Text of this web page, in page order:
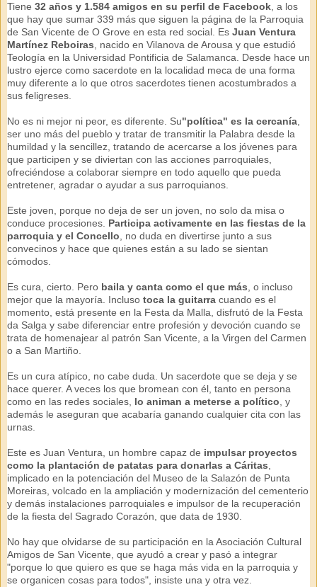
Tiene 32 años y 1.584 amigos en su perfil de Facebook , a los
que hay que sumar 339 más que siguen la página de la Parroquia
de San Vicente de O Grove en esta red social. Es Juan Ventura
Martínez Reboiras , nacido en Vilanova de Arousa y que estudió
Teología en la Universidad Pontificia de Salamanca. Desde hace un
lustro ejerce como sacerdote en la localidad meca de una forma
muy diferente a lo que otros sacerdotes tienen acostumbrados a
sus feligreses.
No es ni mejor ni peor, es diferente. Su"política" es la cercanía
ser uno más del pueblo y tratar de transmitir la Palabra desde la
humildad y la sencillez, tratando de acercarse a los jóvenes para
que participen y se diviertan con las acciones parroquiales,
ofreciéndose a colaborar siempre en todo aquello que pueda
entretener, agradar o ayudar a sus parroquianos.
Este joven, porque no deja de ser un joven, no solo da misa o
conduce procesiones. Participa activamente en las fiestas de la
parroquia y el Concello , no duda en divertirse junto a sus
convecinos y hace que quienes están a su lado se sientan
cómodos.
Es cura, cierto. Pero baila y canta como el que más , o incluso
mejor que la mayoría. Incluso toca la guitarra cuando es el
momento, está presente en la Festa da Malla, disfrutó de la Festa
da Salga y sabe diferenciar entre profesión y devoción cuando se
trata de homenajear al patrón San Vicente, a la Virgen del Carmen
o a San Martiño.
Es un cura atípico, no cabe duda. Un sacerdote que se deja y se
hace querer. A veces los que bromean con él, tanto en persona
como en las redes sociales, lo animan a meterse a político , y
además le aseguran que acabaría ganando cualquier cita con las
urnas.
Este es Juan Ventura, un hombre capaz de impulsar proyectos
como la plantación de patatas para donarlas a Cáritas
implicado en la potenciación del Museo de la Salazón de Punta
Moreiras, volcado en la ampliación y modernización del cementerio
y demás instalaciones parroquiales e impulsor de la recuperación
de la fiesta del Sagrado Corazón, que data de 1930.
No hay que olvidarse de su participación en la Asociación Cultural
Amigos de San Vicente, que ayudó a crear y pasó a integrar
"porque lo que quiero es que se haga más vida en la parroquia y
se organicen cosas para todos", insiste una y otra vez.